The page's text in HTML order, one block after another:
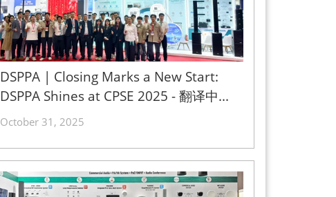
DSPPA | Closing Marks a New Start:
DSPPA Shines at CPSE 2025 - 翻译中...
October 31, 2025